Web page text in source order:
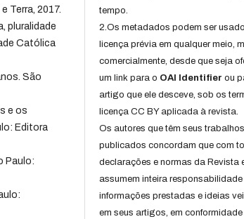
Terra, 2017.
pluralidade
Católica
São
e os
Editora
Paulo:
tempo.
2.Os metadados podem ser
licença prévia em qualquer meio,
comercialmente, desde que seja
um link para o OAI Identifier ou
artigo que ele desceve, sob os
licença CC BY aplicada à revista.
Os autores que têm seus trabalhos
publicados concordam que com
declarações e normas da Revista
assumem inteira responsabilidade
informações prestadas e ideias
em seus artigos, em